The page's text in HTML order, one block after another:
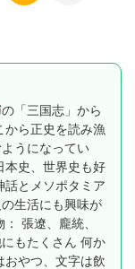
「三国志」から
から正史を読み漁
うになってい
本史、世界史も好
生活にも興味が
たくさん 何か
おやつ、文字は飲